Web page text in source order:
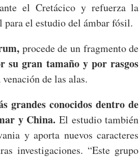
el Cretácico y refuerza la
el estudio del ámbar fósil.
procede de un fragmento de
su gran tamaño y por rasgos
de las alas.
grandes conocidos dentro de
y China. El estudio también
y aporta nuevos caracteres
investigaciones. “Este grupo